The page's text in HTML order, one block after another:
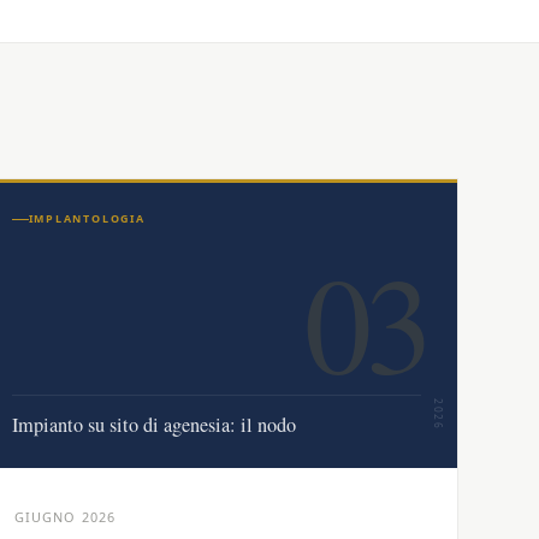
03
2026
IMPLANTOLOGIA
Impianto su sito di agenesia: il nodo
GIUGNO 2026